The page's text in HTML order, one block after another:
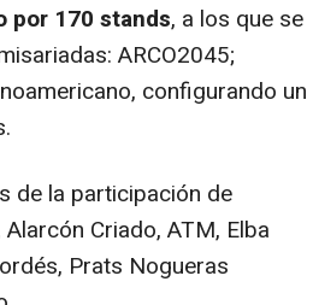
por 170 stands, a los que se
ARCO2045;
configurando un
de la participación de
Criado, ATM, Elba
Prats Nogueras